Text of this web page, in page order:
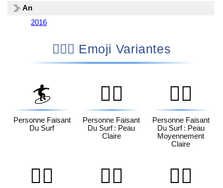
An
2016
🏄🏻‍♀️ Emoji Variantes
🏄
Personne Faisant
Du Surf
🏄🏻
Personne Faisant
Du Surf : Peau
Claire
🏄🏼
Personne Faisant
Du Surf : Peau
Moyennement
Claire
🏄🏽 🏄🏾 🏄🏿